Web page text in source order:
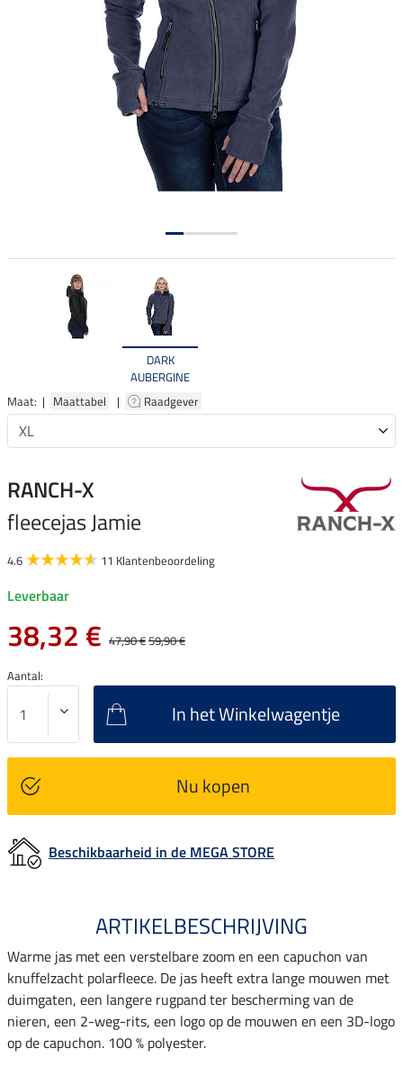
DARK
AUBERGINE
Maat: | Maattabel | Raadgever
RANCH-X
fleecejas Jamie
4.6 11 Klantenbeoordeling
Leverbaar
38,32 € 47,90 €59,90 €
Aantal:
In het Winkelwagentje
Nu kopen
Beschikbaarheid in de MEGA STORE
ARTIKELBESCHRIJVING
Warme jas met een verstelbare zoom en een capuchon van
knuffelzacht polarfleece. De jas heeft extra lange mouwen met
duimgaten, een langere rugpand ter bescherming van de
nieren, een 2-weg-rits, een logo op de mouwen en een 3D-logo
op de capuchon. 100 % polyester.